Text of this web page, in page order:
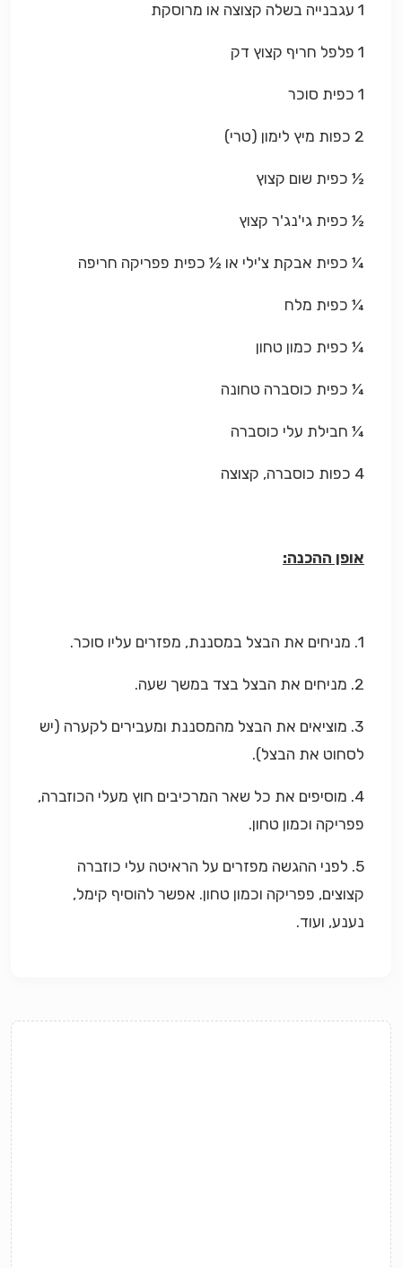
1 עגבנייה בשלה קצוצה או מרוסקת
1 פלפל חריף קצוץ דק
1 כפית סוכר
2 כפות מיץ לימון (טרי)
½ כפית שום קצוץ
½ כפית גי'נג'ר קצוץ
¼ כפית אבקת צ'ילי או ½ כפית פפריקה חריפה
¼ כפית מלח
¼ כפית כמון טחון
¼ כפית כוסברה טחונה
¼ חבילת עלי כוסברה
4 כפות כוסברה, קצוצה
אופן ההכנה:
1. מניחים את הבצל במסננת, מפזרים עליו סוכר.
2. מניחים את הבצל בצד במשך שעה.
3. מוציאים את הבצל מהמסננת ומעבירים לקערה (יש
לסחוט את הבצל).
4. מוסיפים את כל שאר המרכיבים חוץ מעלי הכוזברה,
פפריקה וכמון טחון.
5. לפני ההגשה מפזרים על הראיטה עלי כוזברה
קצוצים, פפריקה וכמון טחון. אפשר להוסיף קימל,
נענע, ועוד.